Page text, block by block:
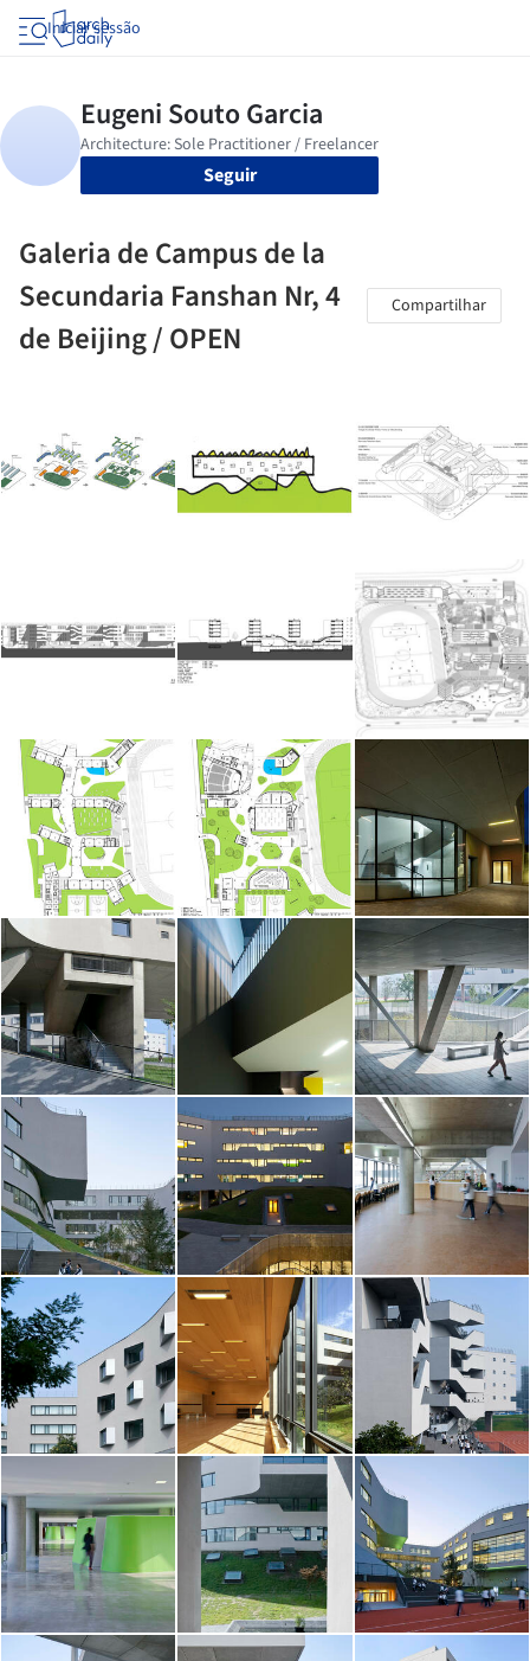
Iniciar sessão
Seguir
Galeria de Campus de la
Secundaria Fanshan Nr, 4
de Beijing / OPEN
Compartilhar